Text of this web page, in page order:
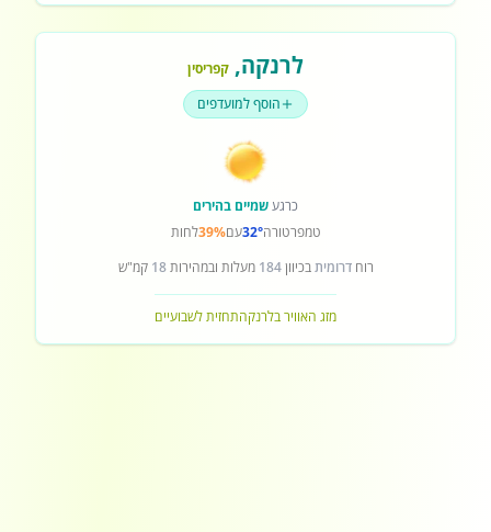
לרנקה, קפריסין
הוסף למועדפים
כרגעשמיים בהירים
טמפרטורה32°עם39%לחות
רוחדרומיתבכיוון184 מעלות ובמהירות18 קמ"ש
מזג האוויר בלרנקהתחזית לשבועיים